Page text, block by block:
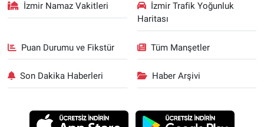
İzmir Namaz Vakitleri
İzmir Trafik Yoğunluk
Haritası
Puan Durumu ve Fikstür Tüm Manşetler
Son Dakika Haberleri Haber Arşivi